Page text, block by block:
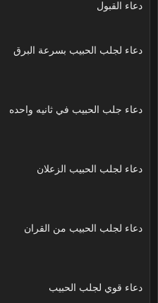
دعاء القبول
دعاء لجلب الحبيب بسرعة البرق
دعاء جلب الحبيب في ثانيه واحده
دعاء لجلب الحبيب الزعلان
دعاء لجلب الحبيب من القران
دعاء قوي لجلب الحبيب